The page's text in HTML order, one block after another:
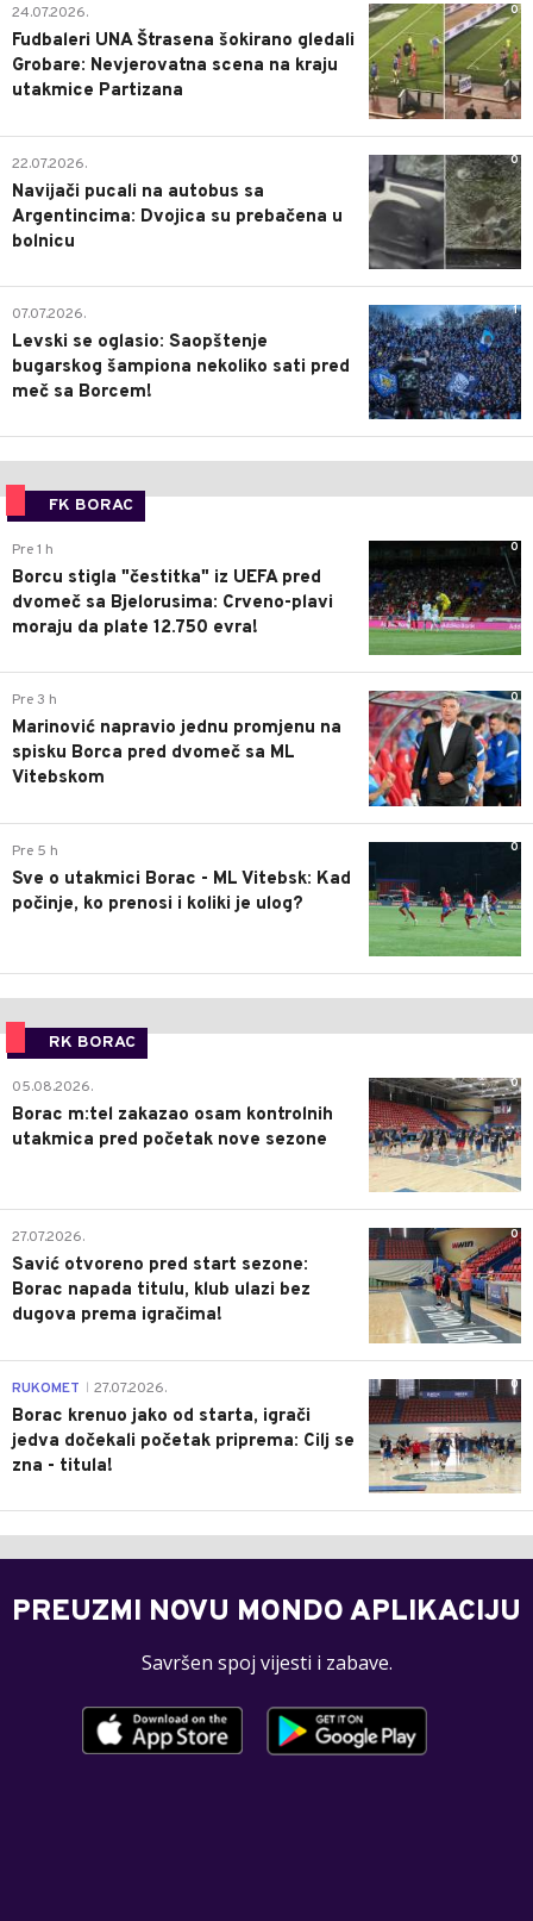
0
24.07.2026.
Fudbaleri UNA Štrasena šokirano gledali
Grobare: Nevjerovatna scena na kraju
utakmice Partizana
0
22.07.2026.
Navijači pucali na autobus sa
Argentincima: Dvojica su prebačena u
bolnicu
1
07.07.2026.
Levski se oglasio: Saopštenje
bugarskog šampiona nekoliko sati pred
meč sa Borcem!
FK BORAC
0
Pre 1 h
Borcu stigla "čestitka" iz UEFA pred
dvomeč sa Bjelorusima: Crveno-plavi
moraju da plate 12.750 evra!
0
Pre 3 h
Marinović napravio jednu promjenu na
spisku Borca pred dvomeč sa ML
Vitebskom
0
Pre 5 h
Sve o utakmici Borac - ML Vitebsk: Kad
počinje, ko prenosi i koliki je ulog?
RK BORAC
0
05.08.2026.
Borac m:tel zakazao osam kontrolnih
utakmica pred početak nove sezone
0
27.07.2026.
Savić otvoreno pred start sezone:
Borac napada titulu, klub ulazi bez
dugova prema igračima!
0
RUKOMET 27.07.2026.
Borac krenuo jako od starta, igrači
jedva dočekali početak priprema: Cilj se
zna - titula!
PREUZMI NOVU MONDO APLIKACIJU
Savršen spoj vijesti i zabave.